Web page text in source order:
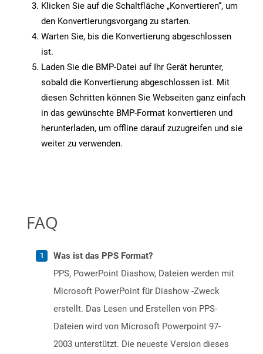
Klicken Sie auf die Schaltfläche „Konvertieren“, um
den Konvertierungsvorgang zu starten.
Warten Sie, bis die Konvertierung abgeschlossen
ist.
Laden Sie die BMP-Datei auf Ihr Gerät herunter,
sobald die Konvertierung abgeschlossen ist. Mit
diesen Schritten können Sie Webseiten ganz einfach
in das gewünschte BMP-Format konvertieren und
herunterladen, um offline darauf zuzugreifen und sie
weiter zu verwenden.
FAQ
Was ist das PPS Format?
PPS, PowerPoint Diashow, Dateien werden mit
Microsoft PowerPoint für Diashow -Zweck
erstellt. Das Lesen und Erstellen von PPS-
Dateien wird von Microsoft Powerpoint 97-
2003 unterstützt. Die neueste Version dieses